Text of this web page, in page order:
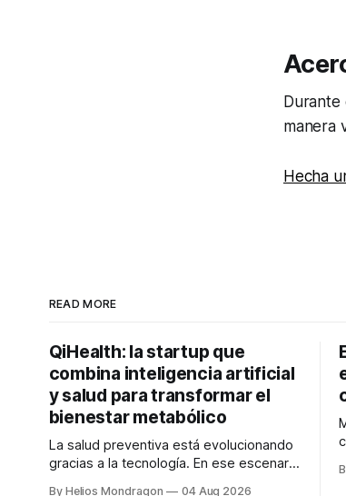
Durante
manera
Hecha
READ MORE
QiHealth: la startup que
combina inteligencia artificial
y salud para transformar el
bienestar metabólico
La salud preventiva está evolucionando
gracias a la tecnología. En ese escenario
By Helios Mondragon 04 Aug 2026